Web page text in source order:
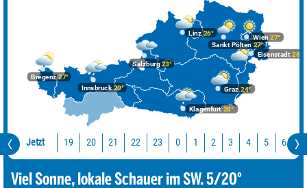
Bregenz27°
Graz24°
Innsbruck20°
Klagenfurt 28°
Linz26°
Salzburg23°
Wien 27°
Eisenstadt 28°
Sankt Pölten 27°
Jetzt 19 20 21 22 23 0 1 2 3 4 5 6 7
Viel Sonne, lokale Schauer im SW. 5/20°